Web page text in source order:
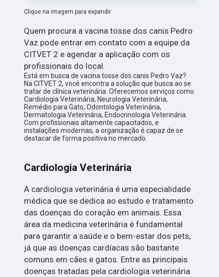
Clique na imagem para expandir
Quem procura a vacina tosse dos canis Pedro
Vaz pode entrar em contato com a equipe da
CITVET 2 e agendar a aplicação com os
profissionais do local.
Está em busca de vacina tosse dos canis Pedro Vaz?
Na CITVET 2, você encontra a solução que busca ao se
tratar de clínica veterinária. Oferecemos serviços como
Cardiologia Veterinária, Neurologia Veterinária,
Remédio para Gato, Odontologia Veterinária,
Dermatologia Veterinária, Endocrinologia Veterinária.
Com profissionais altamente capacitados, e
instalações modernas, a organização é capaz de se
destacar de forma positiva no mercado.
Cardiologia Veterinária
A cardiologia veterinária é uma especialidade
médica que se dedica ao estudo e tratamento
das doenças do coração em animais. Essa
área da medicina veterinária é fundamental
para garantir a saúde e o bem-estar dos pets,
já que as doenças cardíacas são bastante
comuns em cães e gatos. Entre as principais
doenças tratadas pela cardiologia veterinária